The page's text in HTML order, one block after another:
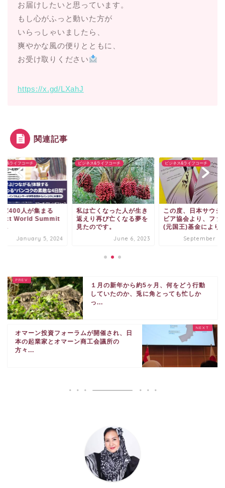
お届けしたいと思っています。
もし心がふっと動いた方が
いらっしゃいましたら、
爽やかな風の便りとともに、
お受け取りください
https://x.gd/LXahJ
関連記事
ス&ライフコーチ
家400人が集まる
World Summit
...
January 5, 2024
ビジネス&ライフコーチ
私は亡くなった人が生き
返えり再び亡くなる夢を
見たのです。
June 6, 2023
ビジネス&ライフコーチ
この度、日本サウジ
ビア協会より、ファ
(元国王)基金により
September 5,
１月の新年から約5ヶ月、何をどう行動
していたのか、兎に角とっても忙しか
っ...
オマーン投資フォーラムが開催され、日
本の起業家とオマーン商工会議所の
方々...